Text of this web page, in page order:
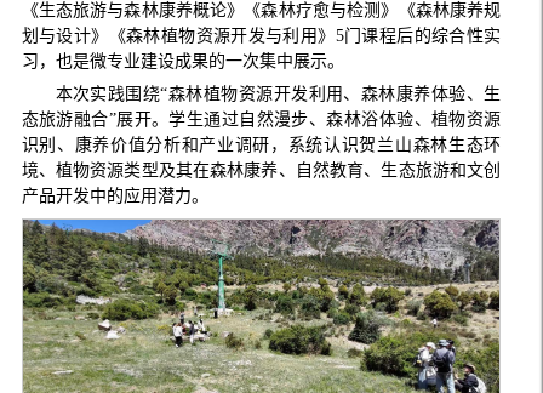
《生态旅游与森林康养概论》《森林疗愈与检测》《森林康养规
划与设计》《森林植物资源开发与利用》5门课程后的综合性实
习，也是微专业建设成果的一次集中展示。
本次实践围绕“森林植物资源开发利用、森林康养体验、生
态旅游融合”展开。学生通过自然漫步、森林浴体验、植物资源
识别、康养价值分析和产业调研，系统认识贺兰山森林生态环
境、植物资源类型及其在森林康养、自然教育、生态旅游和文创
产品开发中的应用潜力。